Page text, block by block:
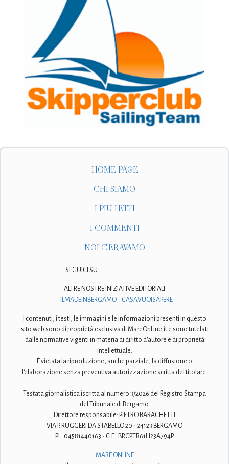
HOME PAGE
CHI SIAMO
I PIÙ LETTI
I COMMENTI
NOI C'ERAVAMO
SEGUICI SU
ALTRE NOSTRE INIZIATIVE EDITORIALI
ILMADEINBERGAMO
CASAVUOISAPERE
I contenuti, i testi, le immagini e le informazioni presenti in questo
sito web sono di proprietà esclusiva di MareOnLine.it e sono tutelati
dalle normative vigenti in materia di diritto d'autore e di proprietà
intellettuale.
È vietata la riproduzione, anche parziale, la diffusione o
l'elaborazione senza preventiva autorizzazione scritta del titolare.
Testata giornalistica iscritta al numero 3/2026 del Registro Stampa
del Tribunale di Bergamo.
Direttore responsabile: PIETRO BARACHETTI
VIA P. RUGGERI DA STABELLO 20 - 24123 BERGAMO
P.I.: 04581440163 - C.F.: BRCPTR61H23A794P
MARE ONLINE